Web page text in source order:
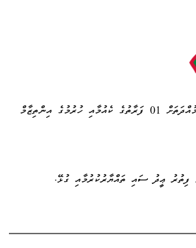
އެއްމަސް ދުވަހުގެ މުއްދަތަށް 01 ފަރާތުގެ ކެއުމާއި ހުރުމުގެ އިންތިޒާމް